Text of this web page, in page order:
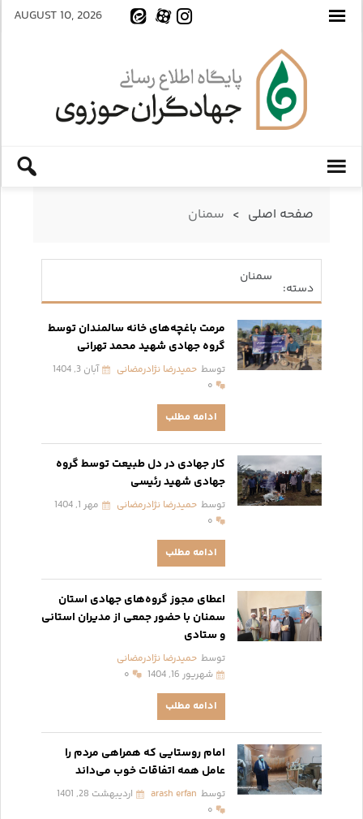
AUGUST 10, 2026
صفحه اصلی > سمنان
دسته:
سمنان
مرمت باغچه‌های خانه سالمندان توسط
گروه جهادی شهید محمد تهرانی
توسط حمیدرضا نژادرمضانی
آبان 3, 1404
۰
ادامه مطلب
کار جهادی در دل طبیعت توسط گروه
جهادی شهید رئیسی
توسط حمیدرضا نژادرمضانی
مهر 1, 1404
۰
ادامه مطلب
اعطای مجوز گروه‌های جهادی استان
سمنان با حضور جمعی از مدیران استانی
و ستادی
توسط حمیدرضا نژادرمضانی
شهریور 16, 1404
۰
ادامه مطلب
امام روستایی که همراهی مردم را
عامل همه اتفاقات خوب می‌داند
توسط arash erfan
اردیبهشت 28, 1401
۰